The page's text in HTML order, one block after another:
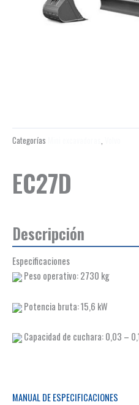
Categorías
EC27D
Descripción
Especificaciones
Peso operativo: 2730 kg
Potencia bruta: 15,6 kW
Capacidad de cuchara: 0,03 –
MANUAL DE ESPECIFICACIONES